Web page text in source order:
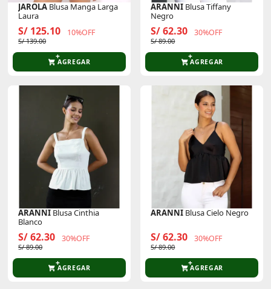
JAROLA Blusa Manga Larga
Laura
S/ 125.10 10%OFF
S/ 139.00
AGREGAR
ARANNI Blusa Tiffany
Negro
S/ 62.30 30%OFF
S/ 89.00
AGREGAR
ARANNI Blusa Cinthia
Blanco
S/ 62.30 30%OFF
S/ 89.00
AGREGAR
ARANNI Blusa Cielo Negro
S/ 62.30 30%OFF
S/ 89.00
AGREGAR